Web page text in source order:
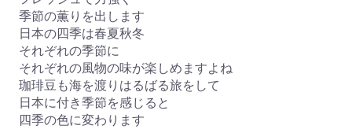
季節の薫りを出します
日本の四季は春夏秋冬
それぞれの季節に
それぞれの風物の味が楽しめますよね
珈琲豆も海を渡りはるばる旅をして
日本に付き季節を感じると
四季の色に変わります